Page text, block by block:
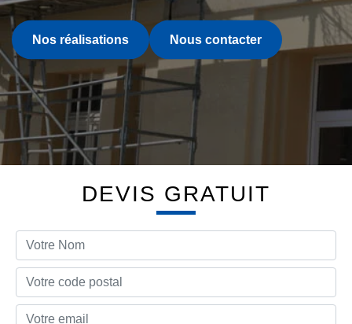
Nos réalisations Nous contacter
DEVIS GRATUIT